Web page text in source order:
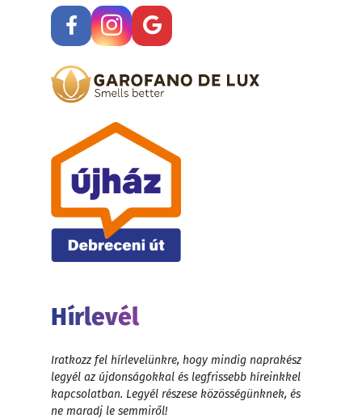
Hírlevél
Iratkozz fel hírlevelünkre, hogy mindig naprakész
legyél az újdonságokkal és legfrissebb híreinkkel
kapcsolatban. Legyél részese közösségünknek, és
ne maradj le semmiről!